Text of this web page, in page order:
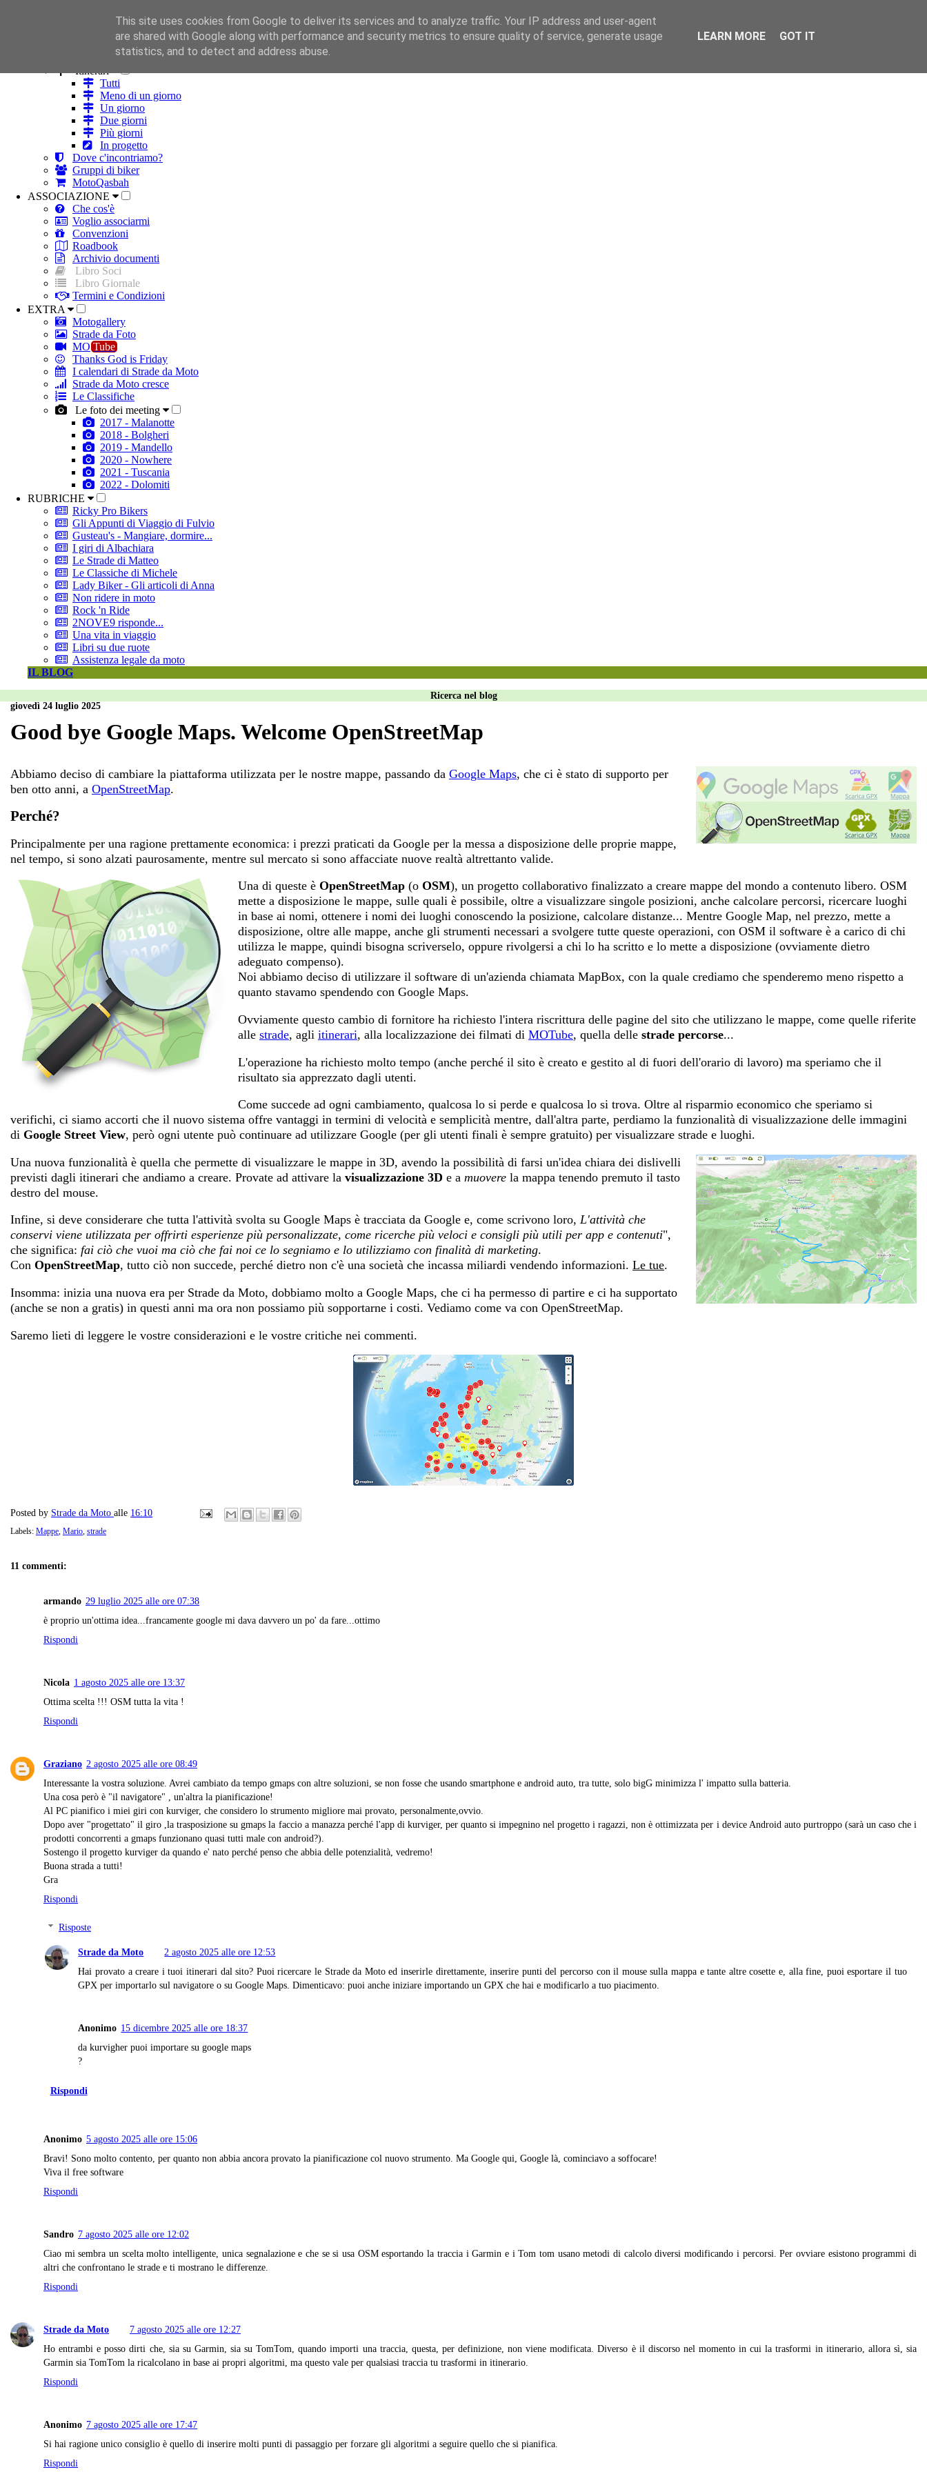
Itinerari
Tutti
Meno di un giorno
Un giorno
Due giorni
Più giorni
In progetto
Dove c'incontriamo?
Gruppi di biker
MotoQasbah
ASSOCIAZIONE
Che cos'è
Voglio associarmi
Convenzioni
Roadbook
Archivio documenti
Libro Soci
Libro Giornale
Termini e Condizioni
EXTRA
Motogallery
Strade da Foto
MO Tube
Thanks God is Friday
I calendari di Strade da Moto
Strade da Moto cresce
Le Classifiche
Le foto dei meeting
2017 - Malanotte
2018 - Bolgheri
2019 - Mandello
2020 - Nowhere
2021 - Tuscania
2022 - Dolomiti
RUBRICHE
Ricky Pro Bikers
Gli Appunti di Viaggio di Fulvio
Gusteau's - Mangiare, dormire...
I giri di Albachiara
Le Strade di Matteo
Le Classiche di Michele
Lady Biker - Gli articoli di Anna
Non ridere in moto
Rock 'n Ride
2NOVE9 risponde...
Una vita in viaggio
Libri su due ruote
Assistenza legale da moto
IL BLOG
Ricerca nel blog
giovedì 24 luglio 2025
Good bye Google Maps. Welcome OpenStreetMap
Abbiamo deciso di cambiare la piattaforma utilizzata per le nostre mappe, passando da Google Maps, che ci è stato di supporto per
ben otto anni, a OpenStreetMap.
Perché?
Principalmente per una ragione prettamente economica: i prezzi praticati da Google per la messa a disposizione delle proprie mappe,
nel tempo, si sono alzati paurosamente, mentre sul mercato si sono affacciate nuove realtà altrettanto valide.
Una di queste è OpenStreetMap (o OSM), un progetto collaborativo finalizzato a creare mappe del mondo a contenuto libero. OSM
mette a disposizione le mappe, sulle quali è possibile, oltre a visualizzare singole posizioni, anche calcolare percorsi, ricercare luoghi
in base ai nomi, ottenere i nomi dei luoghi conoscendo la posizione, calcolare distanze... Mentre Google Map, nel prezzo, mette a
disposizione, oltre alle mappe, anche gli strumenti necessari a svolgere tutte queste operazioni, con OSM il software è a carico di chi
utilizza le mappe, quindi bisogna scriverselo, oppure rivolgersi a chi lo ha scritto e lo mette a disposizione (ovviamente dietro
adeguato compenso).
Noi abbiamo deciso di utilizzare il software di un'azienda chiamata MapBox, con la quale crediamo che spenderemo meno rispetto a
quanto stavamo spendendo con Google Maps.
Ovviamente questo cambio di fornitore ha richiesto l'intera riscrittura delle pagine del sito che utilizzano le mappe, come quelle riferite
alle strade, agli itinerari, alla localizzazione dei filmati di MOTube, quella delle strade percorse...
L'operazione ha richiesto molto tempo (anche perché il sito è creato e gestito al di fuori dell'orario di lavoro) ma speriamo che il
risultato sia apprezzato dagli utenti.
Come succede ad ogni cambiamento, qualcosa lo si perde e qualcosa lo si trova. Oltre al risparmio economico che speriamo si
verifichi, ci siamo accorti che il nuovo sistema offre vantaggi in termini di velocità e semplicità mentre, dall'altra parte, perdiamo la funzionalità di visualizzazione delle immagini
di Google Street View, però ogni utente può continuare ad utilizzare Google (per gli utenti finali è sempre gratuito) per visualizzare strade e luoghi.
Una nuova funzionalità è quella che permette di visualizzare le mappe in 3D, avendo la possibilità di farsi un'idea chiara dei dislivelli
previsti dagli itinerari che andiamo a creare. Provate ad attivare la visualizzazione 3D e a muovere la mappa tenendo premuto il tasto
destro del mouse.
Infine, si deve considerare che tutta l'attività svolta su Google Maps è tracciata da Google e, come scrivono loro, L'attività che
conservi viene utilizzata per offrirti esperienze più personalizzate, come ricerche più veloci e consigli più utili per app e contenuti",
che significa: fai ciò che vuoi ma ciò che fai noi ce lo segniamo e lo utilizziamo con finalità di marketing.
Con OpenStreetMap, tutto ciò non succede, perché dietro non c'è una società che incassa miliardi vendendo informazioni. Le tue.
Insomma: inizia una nuova era per Strade da Moto, dobbiamo molto a Google Maps, che ci ha permesso di partire e ci ha supportato
(anche se non a gratis) in questi anni ma ora non possiamo più sopportarne i costi. Vediamo come va con OpenStreetMap.
Saremo lieti di leggere le vostre considerazioni e le vostre critiche nei commenti.
Posted by Strade da Moto alle 16:10
Labels: Mappe Mario strade
11 commenti:
armando 29 luglio 2025 alle ore 07:38
è proprio un'ottima idea...francamente google mi dava davvero un po' da fare...ottimo
Rispondi
Nicola 1 agosto 2025 alle ore 13:37
Ottima scelta !!! OSM tutta la vita !
Rispondi
Graziano 2 agosto 2025 alle ore 08:49
Interessante la vostra soluzione. Avrei cambiato da tempo gmaps con altre soluzioni, se non fosse che usando smartphone e android auto, tra tutte, solo bigG minimizza l' impatto sulla batteria.
Una cosa però è "il navigatore" , un'altra la pianificazione!
Al PC pianifico i miei giri con kurviger, che considero lo strumento migliore mai provato, personalmente,ovvio.
Dopo aver "progettato" il giro ,la trasposizione su gmaps la faccio a manazza perché l'app di kurviger, per quanto si impegnino nel progetto i ragazzi, non è ottimizzata per i device Android auto purtroppo (sarà un caso che i
prodotti concorrenti a gmaps funzionano quasi tutti male con android?).
Sostengo il progetto kurviger da quando e' nato perché penso che abbia delle potenzialità, vedremo!
Buona strada a tutti!
Gra
Rispondi
Risposte
Strade da Moto
2 agosto 2025 alle ore 12:53
Hai provato a creare i tuoi itinerari dal sito? Puoi ricercare le Strade da Moto ed inserirle direttamente, inserire punti del percorso con il mouse sulla mappa e tante altre cosette e, alla fine, puoi esportare il tuo
GPX per importarlo sul navigatore o su Google Maps. Dimenticavo: puoi anche iniziare importando un GPX che hai e modificarlo a tuo piacimento.
Anonimo 15 dicembre 2025 alle ore 18:37
da kurvigher puoi importare su google maps
?
Rispondi
Anonimo 5 agosto 2025 alle ore 15:06
Bravi! Sono molto contento, per quanto non abbia ancora provato la pianificazione col nuovo strumento. Ma Google qui, Google là, cominciavo a soffocare!
Viva il free software
Rispondi
Sandro 7 agosto 2025 alle ore 12:02
Ciao mi sembra un scelta molto intelligente, unica segnalazione e che se si usa OSM esportando la traccia i Garmin e i Tom tom usano metodi di calcolo diversi modificando i percorsi. Per ovviare esistono programmi di
altri che confrontano le strade e ti mostrano le differenze.
Rispondi
Strade da Moto
7 agosto 2025 alle ore 12:27
Ho entrambi e posso dirti che, sia su Garmin, sia su TomTom, quando importi una traccia, questa, per definizione, non viene modificata. Diverso è il discorso nel momento in cui la trasformi in itinerario, allora sì, sia
Garmin sia TomTom la ricalcolano in base ai propri algoritmi, ma questo vale per qualsiasi traccia tu trasformi in itinerario.
Rispondi
Anonimo 7 agosto 2025 alle ore 17:47
Si hai ragione unico consiglio è quello di inserire molti punti di passaggio per forzare gli algoritmi a seguire quello che si pianifica.
Rispondi
This site uses cookies from Google to deliver its services and to analyze traffic. Your IP address and user-agent
are shared with Google along with performance and security metrics to ensure quality of service, generate usage
statistics, and to detect and address abuse.
LEARN MORE GOT IT